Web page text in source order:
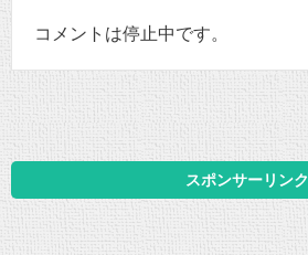
コメントは停止中です。
スポンサーリンク